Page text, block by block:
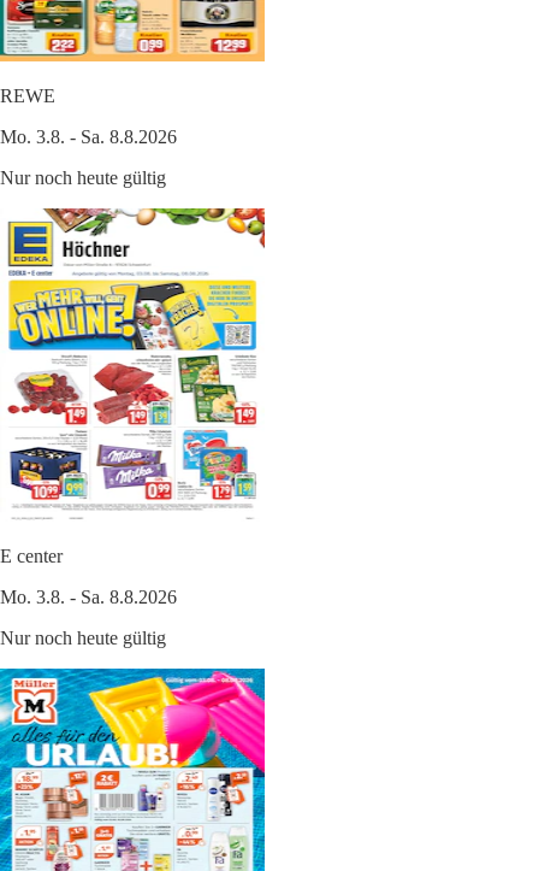
REWE
Mo. 3.8. - Sa. 8.8.2026
Nur noch heute gültig
E center
Mo. 3.8. - Sa. 8.8.2026
Nur noch heute gültig